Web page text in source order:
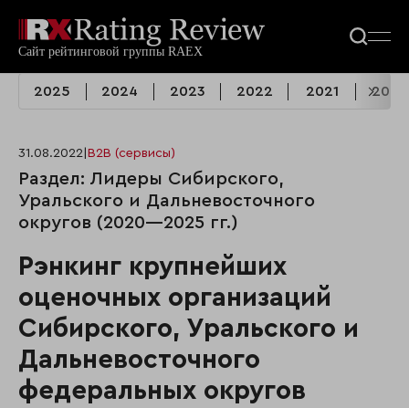
2025 2024 2023 2022 2021 2020
31.08.2022 B2B (сервисы)
Раздел: Лидеры Сибирского,
Уральского и Дальневосточного
округов (2020—2025 гг.)
Рэнкинг крупнейших
оценочных организаций
Сибирского, Уральского и
Дальневосточного
федеральных округов